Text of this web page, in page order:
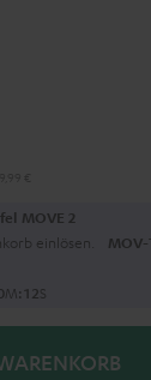
MOVE 2
einlösen. MOV-
M:1 0S